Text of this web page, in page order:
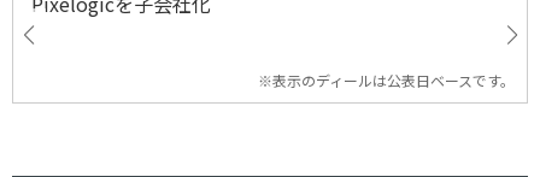
※表示のディールは公表日ベースです。